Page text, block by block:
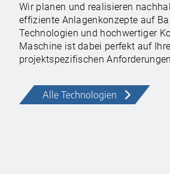
Wir planen und realisieren
effiziente Anlagenkonzepte auf
Technologien und hochwertiger
Maschine ist dabei perfekt auf Ihre
projektspezifischen
Alle Technologien